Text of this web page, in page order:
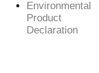
Environmental
Product
Declaration